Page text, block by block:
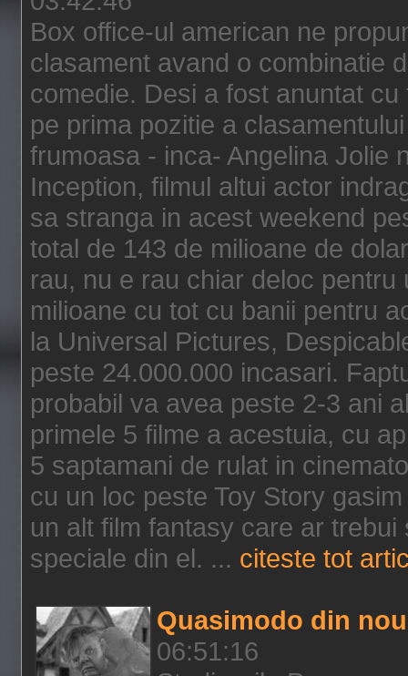
Box office-ul american ne
clasament avand o combinatie
comedie. Desi a fost anuntat
pe prima pozitie a
frumoasa - inca- Angelina Jolie
Inception, filmul altui actor
sa stranga in acest weekend
total de 143 de milioane de
rau, nu e rau chiar deloc
milioane cu tot cu banii pentru
la Universal Pictures,
peste 24.000.000 incasari.
probabil va avea peste 2-3 ani
primele 5 filme a acestuia, cu
5 saptamani de rulat in
cu un loc peste Toy Story
un alt film fantasy care ar
speciale din el. ... citeste tot
Quasimodo din
06:51:16